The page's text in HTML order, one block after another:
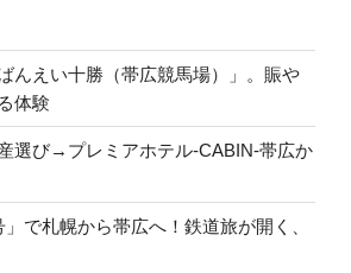
んえい十勝（帯広競馬場）」。賑や
体験
選び→プレミアホテル-CABIN-帯広か
で札幌から帯広へ！鉄道旅が開く、